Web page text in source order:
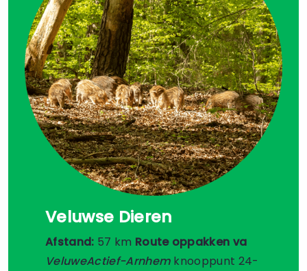
Veluwse Dieren
Afstand: 57 km Route oppakken va
VeluweActief-Arnhem knooppunt 24-